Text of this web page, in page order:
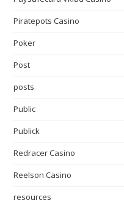
Piratepots Casino
Poker
Post
posts
Public
Publick
Redracer Casino
Reelson Casino
resources